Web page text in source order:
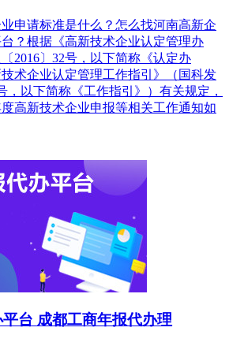
申请标准是什么？怎么找河南高新企
？根据《高新技术企业认定管理办
2016〕32号，以下简称《认定办
术企业认定管理工作指引》（国科发
，以下简称《工作指引》）有关规定，
高新技术企业申报等相关工作通知如
台 成都工商年报代办理